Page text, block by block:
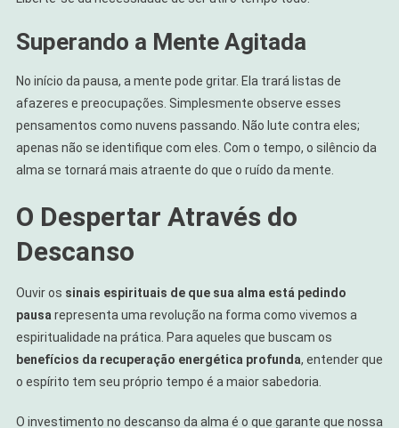
Superando a Mente Agitada
No início da pausa, a mente pode gritar. Ela trará listas de
afazeres e preocupações. Simplesmente observe esses
pensamentos como nuvens passando. Não lute contra eles;
apenas não se identifique com eles. Com o tempo, o silêncio da
alma se tornará mais atraente do que o ruído da mente.
O Despertar Através do
Descanso
Ouvir os sinais espirituais de que sua alma está pedindo
pausa representa uma revolução na forma como vivemos a
espiritualidade na prática. Para aqueles que buscam os
benefícios da recuperação energética profunda, entender que
o espírito tem seu próprio tempo é a maior sabedoria.
O investimento no descanso da alma é o que garante que nossa